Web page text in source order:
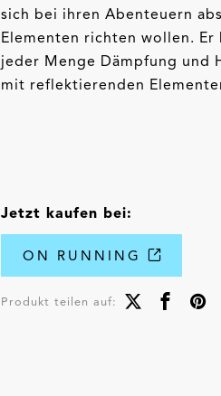
sich bei ihren Abenteuern
Elementen richten wollen.
jeder Menge Dämpfung und
mit reflektierenden
Jetzt kaufen bei:
ON RUNNING
Produkt teilen auf: